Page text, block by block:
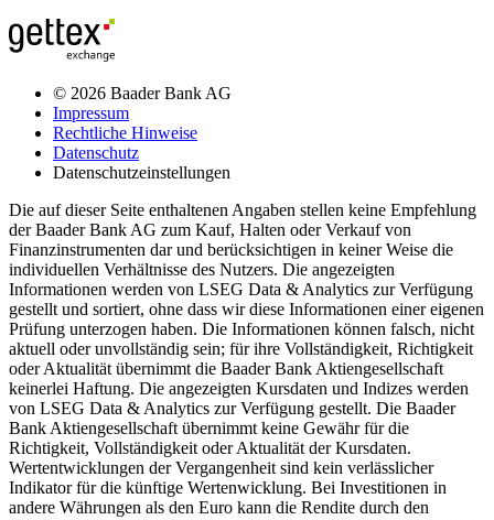
© 2026 Baader Bank AG
Impressum
Rechtliche Hinweise
Datenschutz
Datenschutzeinstellungen
Die auf dieser Seite enthaltenen Angaben stellen keine Empfehlung
der Baader Bank AG zum Kauf, Halten oder Verkauf von
Finanzinstrumenten dar und berücksichtigen in keiner Weise die
individuellen Verhältnisse des Nutzers. Die angezeigten
Informationen werden von LSEG Data & Analytics zur Verfügung
gestellt und sortiert, ohne dass wir diese Informationen einer eigenen
Prüfung unterzogen haben. Die Informationen können falsch, nicht
aktuell oder unvollständig sein; für ihre Vollständigkeit, Richtigkeit
oder Aktualität übernimmt die Baader Bank Aktiengesellschaft
keinerlei Haftung. Die angezeigten Kursdaten und Indizes werden
von LSEG Data & Analytics zur Verfügung gestellt. Die Baader
Bank Aktiengesellschaft übernimmt keine Gewähr für die
Richtigkeit, Vollständigkeit oder Aktualität der Kursdaten.
Wertentwicklungen der Vergangenheit sind kein verlässlicher
Indikator für die künftige Wertenwicklung. Bei Investitionen in
andere Währungen als den Euro kann die Rendite durch den